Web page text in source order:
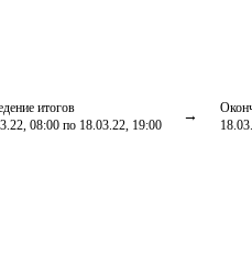
итогов
08:00 по 18.03.22, 19:00